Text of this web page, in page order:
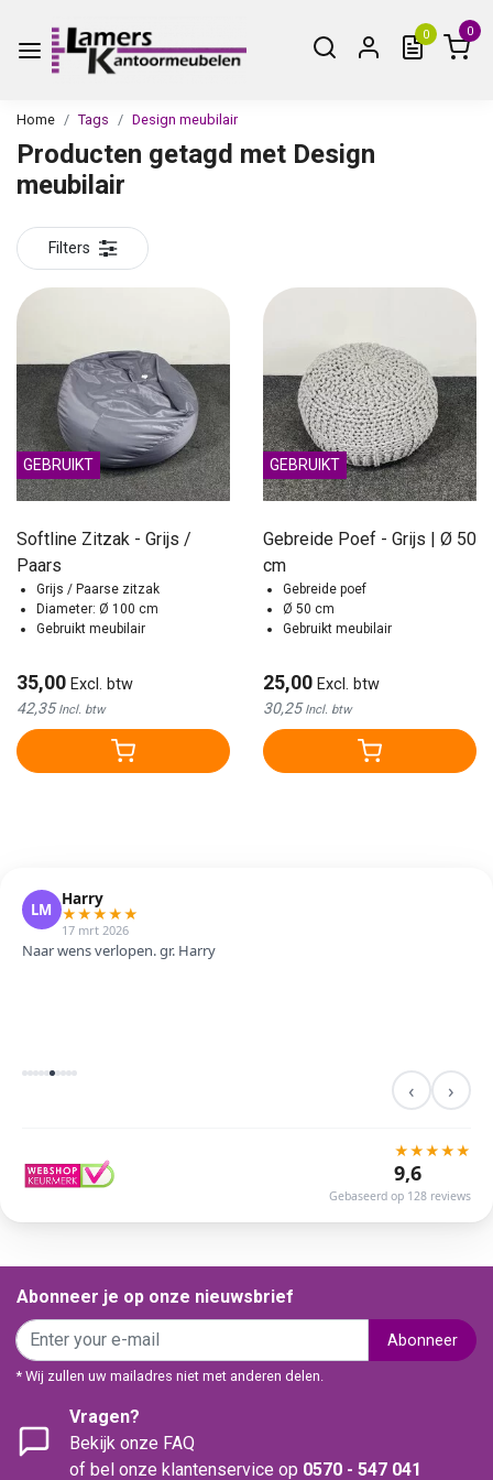
0 0
Home Tags Design meubilair
Producten getagd met Design
meubilair
Filters
GEBRUIKT
Softline Zitzak - Grijs /
Paars
Grijs / Paarse zitzak
Diameter: Ø 100 cm
Gebruikt meubilair
35,00 Excl. btw
42,35Incl. btw
GEBRUIKT
Gebreide Poef - Grijs | Ø 50
cm
Gebreide poef
Ø 50 cm
Gebruikt meubilair
25,00 Excl. btw
30,25Incl. btw
LM
Harry
★★★★★
17 mrt 2026
Naar wens verlopen. gr. Harry
‹ ›
★★★★★
9,6
Gebaseerd op 128 reviews
Abonneer je op onze nieuwsbrief
Abonneer
* Wij zullen uw mailadres niet met anderen delen.
Vragen?
Bekijk onze FAQ
of bel onze klantenservice op 0570 - 547 041